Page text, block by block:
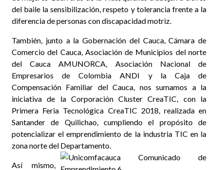
del baile la sensibilización, respeto y tolerancia frente a la
diferencia de personas con discapacidad motriz.
También, junto a la Gobernación del Cauca, Cámara de
Comercio del Cauca, Asociación de Municipios del norte
del Cauca AMUNORCA, Asociación Nacional de
Empresarios de Colombia ANDI y la Caja de
Compensación Familiar del Cauca, nos sumamos a la
iniciativa de la Corporación Cluster CreaTIC, con la
Primera Feria Tecnológica CreaTIC 2018, realizada en
Santander de Quilichao, cumpliendo el propósito de
potencializar el emprendimiento de la industria TIC en la
zona norte del Departamento.
Así mismo,